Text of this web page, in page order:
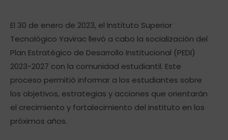
El 30 de enero de 2023, el Instituto Superior
Tecnológico Yavirac llevó a cabo la socialización del
Plan Estratégico de Desarrollo Institucional (PEDI)
2023-2027 con la comunidad estudiantil. Este
proceso permitió informar a los estudiantes sobre
los objetivos, estrategias y acciones que orientarán
el crecimiento y fortalecimiento del instituto en los
próximos años.